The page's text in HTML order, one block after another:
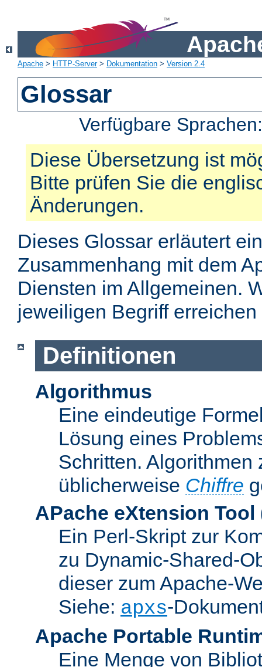
Apache > HTTP-Server> Dokumentation > Version 2.4
Glossar
Verfügbare
Diese Übersetzung ist
Bitte prüfen Sie die
Änderungen.
Dieses Glossar erläutert
Zusammenhang mit dem
Diensten im Allgemeinen.
jeweiligen Begriff
Definitionen
Algorithmus
Eine eindeutige
Lösung eines
Schritten.
üblicherweise Chiffre
APache eXtension Tool
Ein Perl-Skript zur
zu Dynamic-Shared-
dieser zum Apache-
Siehe: apxs-
Apache Portable
Eine Menge von